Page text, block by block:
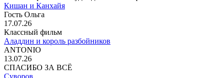
Кишан и Канхайя
Гость Ольга
17.07.26
Классный фильм
Аладдин и король разбойников
ANTONIO
13.07.26
СПАСИБО ЗА ВСЁ